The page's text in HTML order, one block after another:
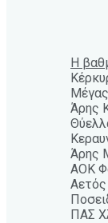
Η
Άρης
Άρης
ΑΟΚ
ΠΑΣ